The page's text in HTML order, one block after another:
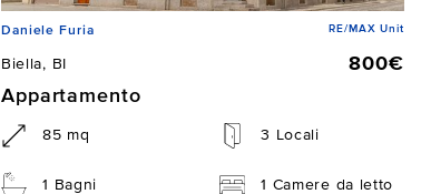
Daniele Furia RE/MAX Unit
Biella, BI
800€
Appartamento
85 mq 3 Locali
1 Bagni 1 Camere da letto